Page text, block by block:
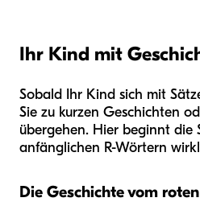
Ihr Kind mit
Sobald Ihr Kind sich mit
Sie zu kurzen Geschichten
übergehen. Hier beginnt die
anfänglichen R-Wörtern
Die Geschichte vom